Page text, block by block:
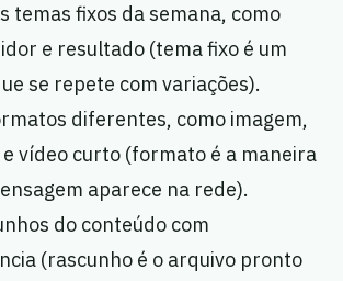
temas fixos da semana, como
e resultado (tema fixo é um
se repete com variações).
diferentes, como imagem,
vídeo curto (formato é a maneira
aparece na rede).
do conteúdo com
(rascunho é o arquivo pronto